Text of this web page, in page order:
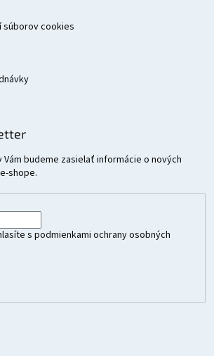
súborov cookies
Vám budeme zasielať informácie o nových
shope.
s podmienkami ochrany osobných